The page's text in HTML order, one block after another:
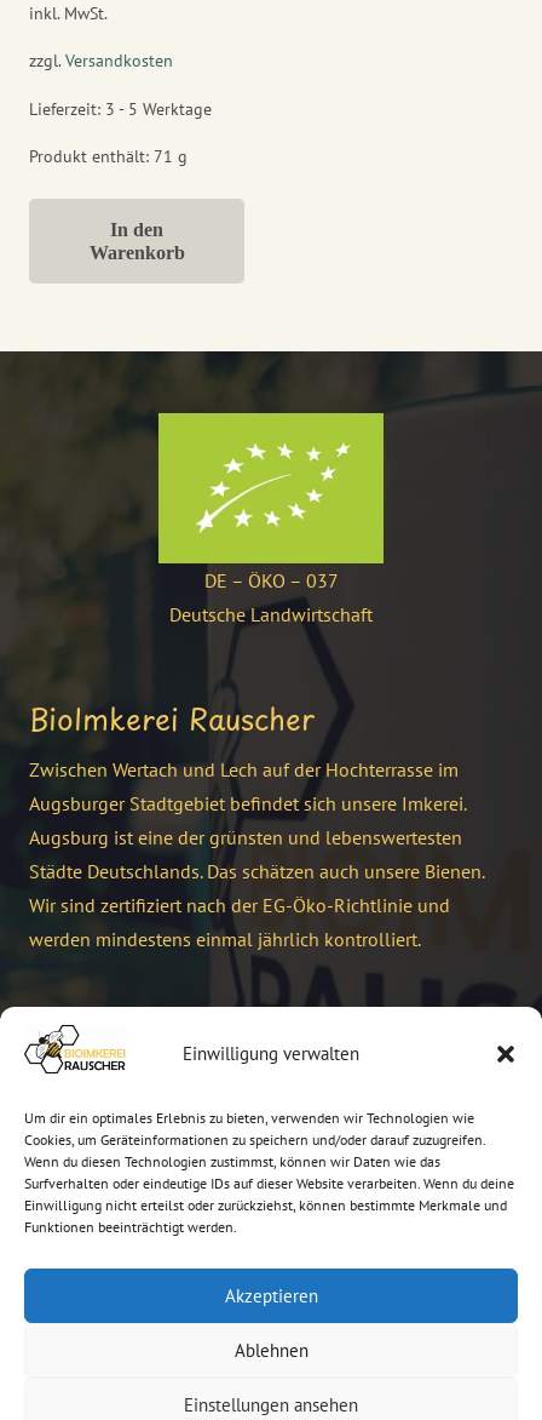
Einwilligung verwalten
Um dir ein optimales Erlebnis zu bieten, verwenden wir Technologien wie
Cookies, um Geräteinformationen zu speichern und/oder darauf zuzugreifen.
Wenn du diesen Technologien zustimmst, können wir Daten wie das
Surfverhalten oder eindeutige IDs auf dieser Website verarbeiten. Wenn du deine
Einwilligung nicht erteilst oder zurückziehst, können bestimmte Merkmale und
Funktionen beeinträchtigt werden.
Akzeptieren
Ablehnen
Einstellungen ansehen
inkl. MwSt.
zzgl.Versandkosten
Lieferzeit: 3 - 5 Werktage
Produkt enthält: 71 g
In den
Warenkorb
DE – ÖKO – 037
Deutsche Landwirtschaft
BioImkerei Rauscher
Zwischen Wertach und Lech auf der Hochterrasse im
Augsburger Stadtgebiet befindet sich unsere Imkerei.
Augsburg ist eine der grünsten und lebenswertesten
Städte Deutschlands. Das schätzen auch unsere Bienen.
Wir sind zertifiziert nach der EG-Öko-Richtlinie und
werden mindestens einmal jährlich kontrolliert.
Kontakt
+49 821 7955104
Buchenländerstraße 15, 86199 Augsburg
besuche auch: www.peterrauscher.de
Datenschutz,AGB